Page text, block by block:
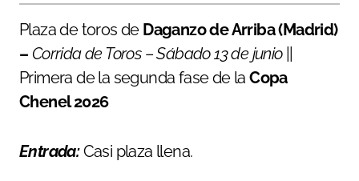
Plaza de toros deDaganzo de Arriba (Madrid)
– Corrida de Toros–Sábado 13 de junio||
Primera de la segunda fase de laCopa
Chenel 2026
Entrada:Casi plaza llena.